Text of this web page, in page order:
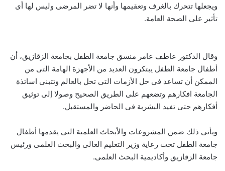
ويجعلها تتحرك بالغرف وتعقيمها وأنها لا تضر المرضى وليس لها أى
تأثير على الصحة العامة.
وقال الدكتور عاطف عامر منسق جامعة الطفل بجامعة الزقازيق، أن
أطفال جامعة الطفل يبتكرون العديد من الأجهزة الهامة التى من
الممكن أن تساعد فى حل الأزمات التى تحل بالعالم وتتبنى اساتذة
الجامعة افكارهم وتضعهم على الطريق الصحيح وصولا إلى توثيق
أفكارهم حتى تفيد البشرية فى الحاضر والمستقبل.
ويأتى ذلك ضمن المشروعات والأبحاث العلمية التى يقدمها أطفال
جامعة الطفل تحت رعاية وزير التعليم العالى والبحث العلمى ورئيس
جامعة الزقازيق وأكاديمية البحث العلمى.